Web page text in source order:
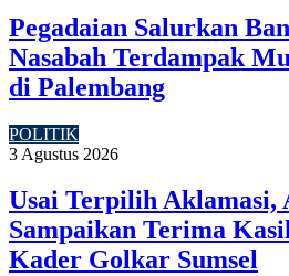
Pegadaian Salurkan
Nasabah Terdampak
di Palembang
POLITIK
3 Agustus 2026
Usai Terpilih Aklamasi,
Sampaikan Terima
Kader Golkar Sumsel